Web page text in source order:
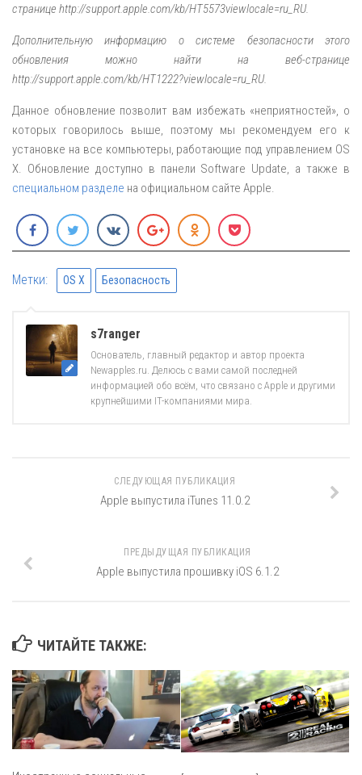
странице http://support.apple.com/kb/HT5573viewlocale=ru_RU.
Дополнительную информацию о системе безопасности этого
обновления можно найти на веб-странице
http://support.apple.com/kb/HT1222?viewlocale=ru_RU.
Данное обновление позволит вам избежать «неприятностей», о
которых говорилось выше, поэтому мы рекомендуем его к
установке на все компьютеры, работающие под управлением OS
X. Обновление доступно в панели Software Update, а также в
специальном разделе на официальном сайте Apple.
Метки: OS X Безопасность
s7ranger
Основатель, главный редактор и автор проекта
Newapples.ru. Делюсь с вами самой последней
информацией обо всём, что связано с Apple и другими
крупнейшими IT-компаниями мира.
СЛЕДУЮЩАЯ ПУБЛИКАЦИЯ
Apple выпустила iTunes 11.0.2
ПРЕДЫДУЩАЯ ПУБЛИКАЦИЯ
Apple выпустила прошивку iOS 6.1.2
ЧИТАЙТЕ ТАКЖЕ: